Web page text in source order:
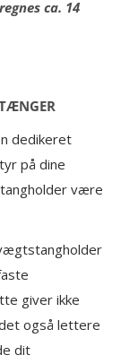
ca. 14
dedikeret
på dine
være
giver ikke
også lettere
dit